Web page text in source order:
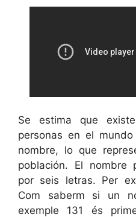
Se estima que
personas en el
nombre, lo que
población. El nombre
por seis letras. Per
Com saberm si un
exemple 131 és